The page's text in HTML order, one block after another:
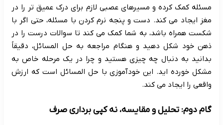
مسئله کمک کرده و مسیرهای عصبی لازم برای درک عمیق تر را در
مغز ایجاد می کند. دست و پنجه نرم کردن با مسئله، حتی اگر با
شکست همراه باشد، به شما کمک می کند تا سوالات درست را در
ذهن خود شکل دهید و هنگام مراجعه به حل المسائل، دقیقاً
بدانید به دنبال چه چیزی هستید و چرا در یک مرحله خاص به
مشکل خورده اید. این خودآموزی با حل المسائل است که ارزش
واقعی را ایجاد می کند.
گام دوم: تحلیل و مقایسه، نه کپی برداری صرف